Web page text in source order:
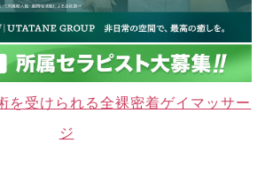
を受けられる全裸密着ゲイマッサー
ジ